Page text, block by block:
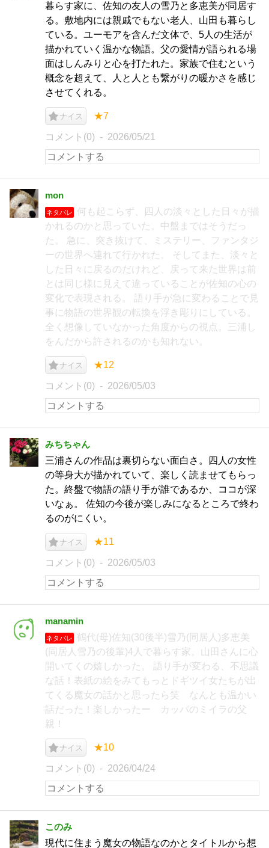
暮らす家に、佐知の友人の雪乃と多恵美が同居す
る。敷地内には親戚でもない老人、山田も暮らし
ている。ユーモアを含んだ文体で、5人の生活が
描かれていく温かな物語。父の愛情が語られる場
面はしんみりと心を打たれた。家族で住むという
概念を超えて、人と人とも繋がりの暖かさを感じ
させてくれる。
ナイス ★7
コメント(0) 2026/05/21
mon
ネタバレ
何も起こらず、四人の淡々とした日々が描
かれるのかと思っていた。中盤まではそうだっ
た。 急に、突き抜けて、ミステリー、ファンタジ
ーの世界へ連れて行かれた。 そしてまた、淡々と
した日々に戻るのだけれど、戻って来た世界は前
とは同じ様に見えて違っていることが佐知の心の
変化で表現される。 語り手が急に変わることで見
事に物語の世界観の転換を浮き彫りにしている。
全く想像していなかった角度からの視点。三浦し
をんだから許されるのかも知れない。
ナイス ★12
コメント(0) 2026/05/03
みちちゃん
三浦さんの作品は裏切らない面白さ。四人の女性
の等身大が描かれていて、楽しく読ませてもらっ
た。終盤で物語の語り手が誰であるか、ココが深
いなぁ。 佐知の今後が楽しみになるところで終わ
るのがにくい。
ナイス ★11
コメント(0) 2026/05/03
manamin
ネタバレ
鶴代(母)佐知(30後半)雪乃(同居人)多恵美
(同居人雪乃の後輩)4人で暮らす家。山田さんに心
開いてくの嬉しかった。 語り手が変わる、不思議
な話！表紙の絵をみてもっとドギツイ女たちが出
てくる魔女の話かと思ったら笑 なんとも温かい
話だった！楽しかったー カッパのミイラの父
親！
ナイス ★10
コメント(0) 2026/04/24
このみ
現代に住まう魔女の物語なのかとタイトルから想